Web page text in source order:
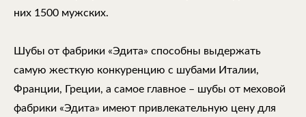
них 1500 мужских.
Шубы от фабрики «Эдита» способны выдержать
самую жесткую конкуренцию с шубами Италии,
Франции, Греции, а самое главное – шубы от меховой
фабрики «Эдита» имеют привлекательную цену для